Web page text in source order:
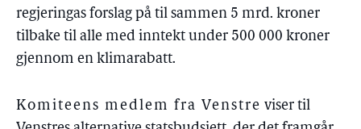
regjeringas forslag på til sammen 5 mrd. kroner
tilbake til alle med inntekt under 500 000 kroner
gjennom en klimarabatt.
Komiteens medlem fra Venstre viser til